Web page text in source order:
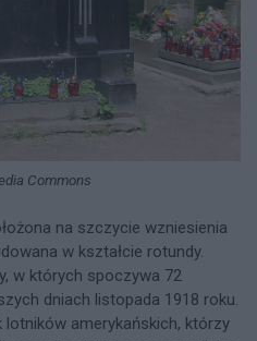
Commons
na szczycie wzniesienia
w kształcie rotundy.
w których spoczywa 72
dniach listopada 1918 roku.
amerykańskich, którzy